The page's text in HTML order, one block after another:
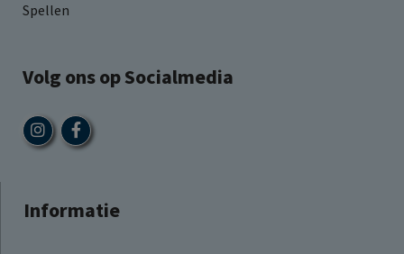
Spellen
Volg ons op Socialmedia
Informatie